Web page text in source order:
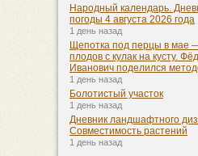
Народный календарь.
погоды 4 августа 2026 года
1 день назад
Щепотка под перцы в мае
плодов с кулак на кусту.
Иванович поделился
1 день назад
Болотистый участок
1 день назад
Дневник ландшафтного
Совместимость растений
1 день назад